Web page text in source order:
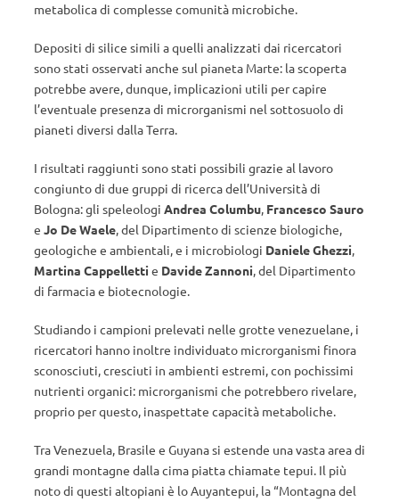
metabolica di complesse comunità microbiche.
Depositi di silice simili a quelli analizzati dai ricercatori
sono stati osservati anche sul pianeta Marte: la scoperta
potrebbe avere, dunque, implicazioni utili per capire
l’eventuale presenza di microrganismi nel sottosuolo di
pianeti diversi dalla Terra.
I risultati raggiunti sono stati possibili grazie al lavoro
congiunto di due gruppi di ricerca dell’Università di
Bologna: gli speleologi Andrea Columbu, Francesco Sauro
e Jo De Waele, del Dipartimento di scienze biologiche,
geologiche e ambientali, e i microbiologi Daniele Ghezzi,
Martina Cappelletti e Davide Zannoni, del Dipartimento
di farmacia e biotecnologie.
Studiando i campioni prelevati nelle grotte venezuelane, i
ricercatori hanno inoltre individuato microrganismi finora
sconosciuti, cresciuti in ambienti estremi, con pochissimi
nutrienti organici: microrganismi che potrebbero rivelare,
proprio per questo, inaspettate capacità metaboliche.
Tra Venezuela, Brasile e Guyana si estende una vasta area di
grandi montagne dalla cima piatta chiamate tepui. Il più
noto di questi altopiani è lo Auyantepui, la “Montagna del